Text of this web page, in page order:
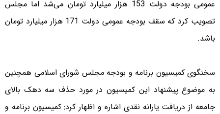
عمومی بودجه دولت 153 هزار میلیارد تومان می‌شد اما مجلس
تصویب کرد که سقف بودجه عمومی دولت 171 هزار میلیارد تومان
باشد.
سخنگوی کمیسیون برنامه و بودجه مجلس شورای اسلامی همچنین
به موضوع پیشنهاد این کمیسیون در مورد حذف سه دهک بالای
جامعه از دریافت یارانه نقدی اشاره و اظهار کرد: کمیسیون برنامه و